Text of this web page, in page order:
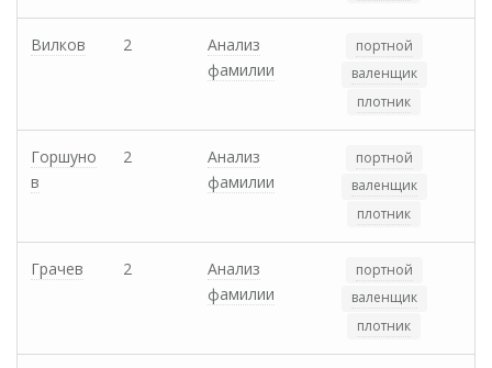
Вилков 2
Анализ
фамилии
портной
валенщик
плотник
Горшуно
в
2
Анализ
фамилии
портной
валенщик
плотник
Грачев 2
Анализ
фамилии
портной
валенщик
плотник